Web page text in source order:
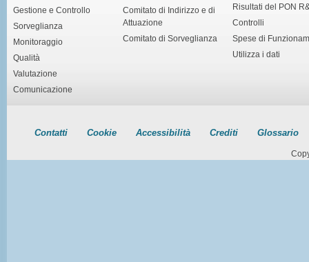
Gestione e Controllo
Sorveglianza
Monitoraggio
Qualità
Valutazione
Comunicazione
Comitato di Indirizzo e di
Attuazione
Comitato di Sorveglianza
Risultati del PON
Controlli
Spese di
Utilizza i dati
Contatti Cookie Accessibilità Crediti Glossario